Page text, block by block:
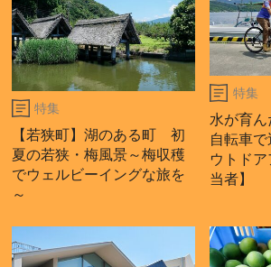
特集
【若狭町】湖のある町 初
夏の若狭・梅風景～梅収穫
でウェルビーイングな旅を
～
特集
水が育
自転車
ウトド
当者】